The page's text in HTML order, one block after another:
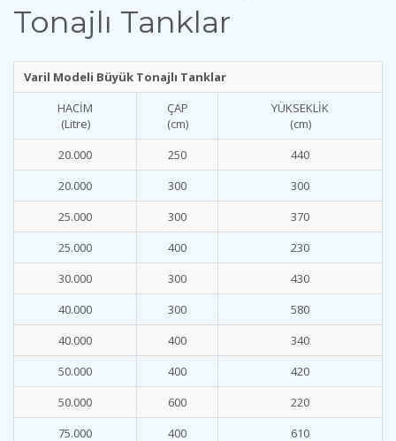
Tonajlı Tanklar
Varil Modeli Büyük Tonajlı Tanklar
HACİM
(Litre)
ÇAP
(cm)
YÜKSEKLİK
(cm)
20.000
250
440
20.000
300
300
25.000
300
370
25.000
400
230
30.000
300
430
40.000
300
580
40.000
400
340
50.000
400
420
50.000
600
220
75.000
400
610